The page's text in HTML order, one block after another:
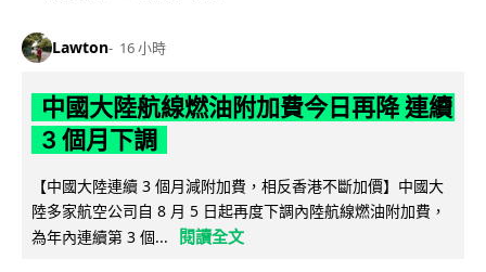
Lawton 16 小時
中國大陸航線燃油附加費今日再降 連續
3 個月下調
【中國大陸連續 3 個月減附加費，相反香港不斷加價】中國大
陸多家航空公司自 8 月 5 日起再度下調內陸航線燃油附加費，
為年內連續第 3 個...
閱讀全文